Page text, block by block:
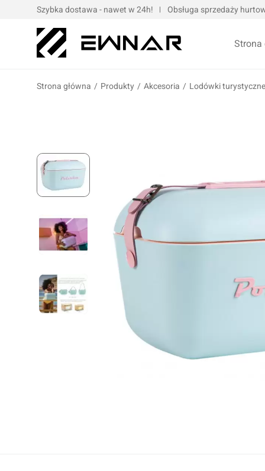
Szybka dostawa - nawet w 24h! Obsługa sprzedaży
Strona
Bity, nasadki, końcówki
Wulkanizacja
Kompresory i narzędzia pneumatyczne
Prasy oraz narzędzia hydrauliczne
Wózki i zestawy narzędziowe
Elektronarzędzia/elektrotechnika
Lampy warsztatowe
Noże
Pozostałe
Akcesoria do elektronarzędzi
Oleje
Oleje
Oleje do
Płyny
Strona główna / Produkty / Akcesoria / Lodówki turystyczne